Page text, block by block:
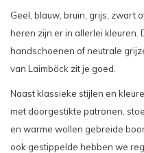
Geel, blauw, bruin, grijs, zwart
heren zijn er in allerlei kleuren.
handschoenen of neutrale
van Laimböck zit je goed.
Naast klassieke stijlen en
met doorgestikte patronen,
en warme wollen gebreide
ook gestippelde hebben we